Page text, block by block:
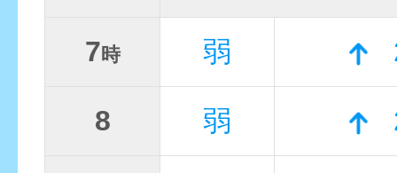
7時 弱
8 弱